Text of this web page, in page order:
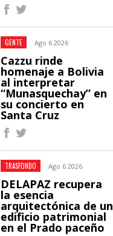
GENTE Ago 6 2026
Cazzu rinde
homenaje a Bolivia
al interpretar
“Munasquechay” en
su concierto en
Santa Cruz
TRASFONDO Ago 6 2026
DELAPAZ recupera
la esencia
arquitectónica de un
edificio patrimonial
en el Prado paceño